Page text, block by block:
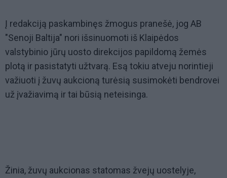
Į redakciją paskambinęs žmogus pranešė, jog AB
"Senoji Baltija" nori išsinuomoti iš Klaipėdos
valstybinio jūrų uosto direkcijos papildomą žemės
plotą ir pasistatyti užtvarą. Esą tokiu atveju norintieji
važiuoti į žuvų aukcioną turėsią susimokėti bendrovei
už įvažiavimą ir tai būsią neteisinga.
Žinia, žuvų aukcionas statomas žvejų uostelyje,